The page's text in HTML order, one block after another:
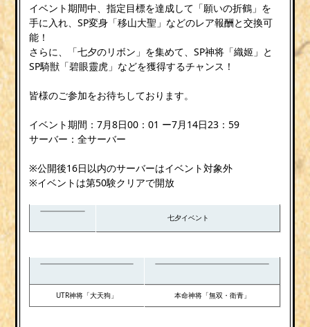
イベント期間中、指定目標を達成して「願いの折鶴」を
手に入れ、SP変身「移山大聖」などのレア報酬と交換可
能！
さらに、「七夕のリボン」を集めて、SP神将「織姬」と
SP騎獣「碧眼靈虎」などを獲得するチャンス！
皆様のご参加をお待ちしております。
イベント期間：7月8日00：01 ー7月14日23：59
サーバー：全サーバー
※公開後16日以内のサーバーはイベント対象外
※イベントは第50験クリアで開放
七夕イベント
UTR神将「大天狗」 本命神将「無双・衛青」